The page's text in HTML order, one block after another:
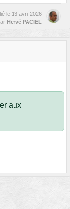
le 13 avril 2026
Hervé PACIEL
aux